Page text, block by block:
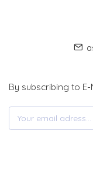
By subscribing to